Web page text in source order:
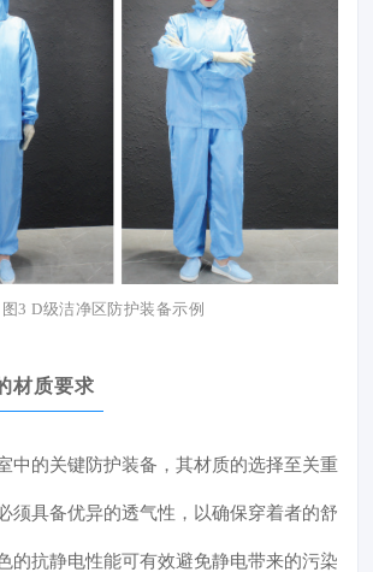
图3 D级洁净区防护装备示例
材质要求
中的关键防护装备，其材质的选择至关重
须具备优异的透气性，以确保穿着者的舒
的抗静电性能可有效避免静电带来的污染